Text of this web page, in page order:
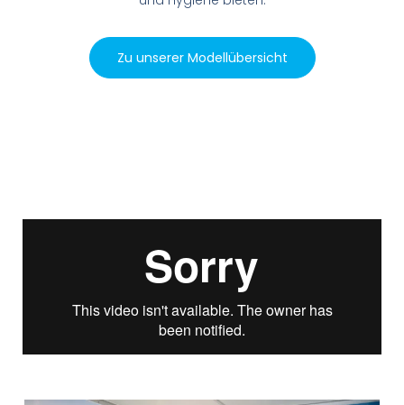
Zu unserer Modellübersicht